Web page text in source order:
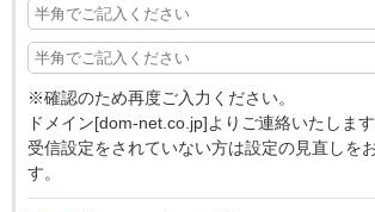
※確認のため再度ご入力ください。
ドメイン[dom-net.co.jp]よりご連絡いたします
受信設定をされていない方は設定の見直しを
す。